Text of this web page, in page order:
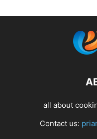
all about
Contact us: